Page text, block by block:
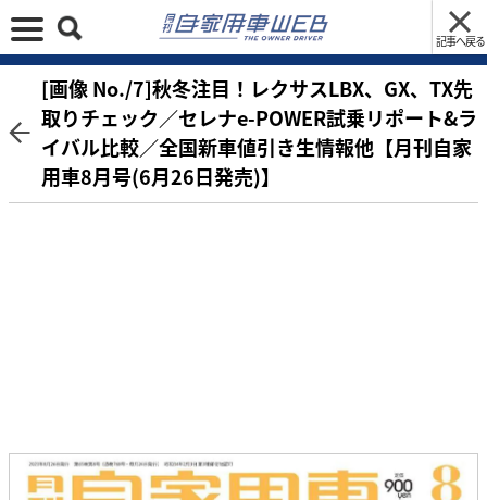
記事へ戻る
[画像 No./7]秋冬注目！レクサスLBX、GX、TX先
取りチェック／セレナe-POWER試乗リポート&ラ
イバル比較／全国新車値引き生情報他【月刊自家
用車8月号(6月26日発売)】